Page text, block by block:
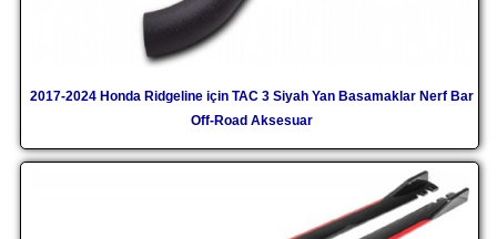
2017-2024 Honda Ridgeline için TAC 3 Siyah Yan Basamaklar Nerf Bar
Off-Road Aksesuar